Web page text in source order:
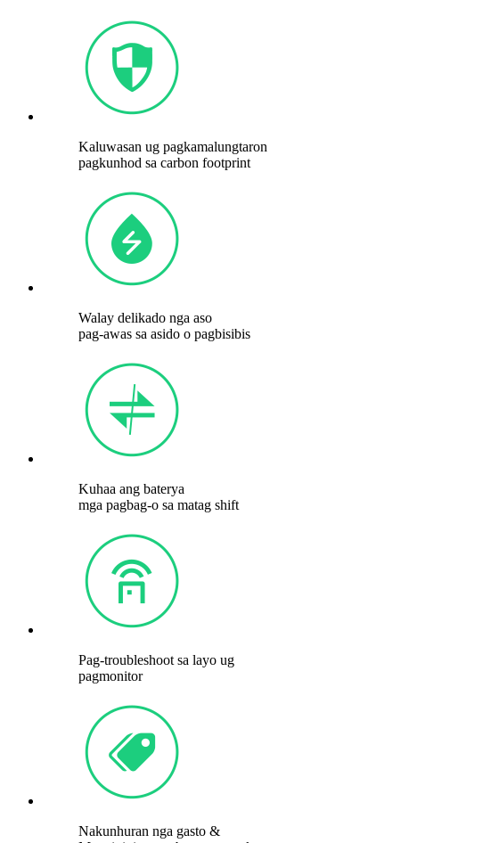
Kaluwasan ug pagkamalungtaron
pagkunhod sa carbon footprint
Walay delikado nga aso
pag-awas sa asido o pagbisibis
Kuhaa ang baterya
mga pagbag-o sa matag shift
Pag-troubleshoot sa layo ug
pagmonitor
Nakunhuran nga gasto &